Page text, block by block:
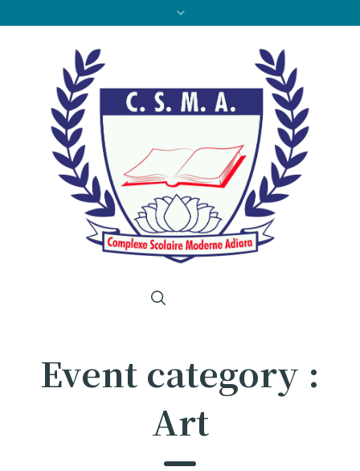
Event category :
Art